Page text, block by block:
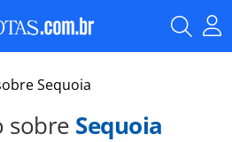
Sequoia
sobre Sequoia